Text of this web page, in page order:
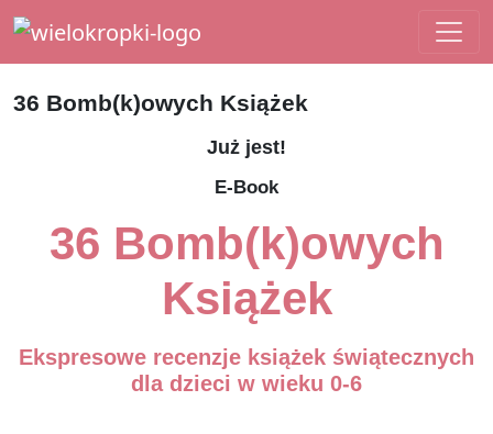
Main Navigation
36 Bomb(k)owych Książek
Już jest!
E-Book
36 Bomb(k)owych
Książek
Ekspresowe recenzje książek świątecznych
dla dzieci w wieku 0-6